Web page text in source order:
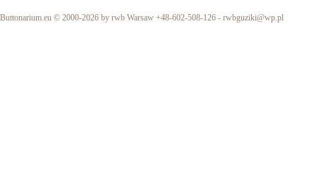
Buttonarium.eu © 2000-2026 by rwb Warsaw +48-602-508-126 - rwbguziki@wp.pl